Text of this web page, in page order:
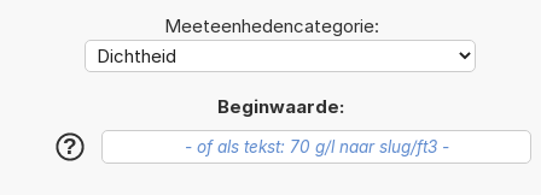
Meeteenhedencategorie:
Beginwaarde:
?